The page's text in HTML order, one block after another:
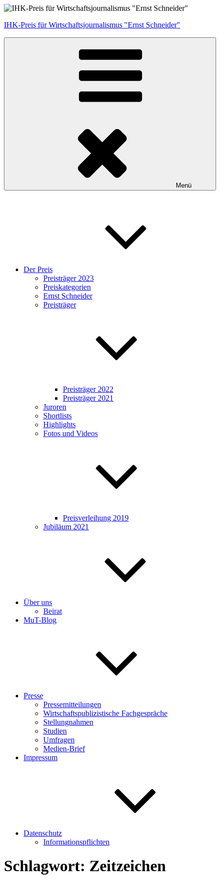
Zum
springen
IHK-Preis für Wirtschaftsjournalismus "Ernst Schneider"
Menü
Der Preis
Preisträger 2023
Preiskategorien
Ernst Schneider
Preisträger
Preisträger 2022
Preisträger 2021
Juroren
Shortlists
Highlights
Fotos und Videos
Preisverleihung 2019
Jubiläum 2021
Über uns
Beirat
MuT-Blog
Presse
Pressemitteilungen
Wirtschaftspublizistische Fachgespräche
Stellungnahmen
Studien
Umfragen
Medien-Brief
Impressum
Datenschutz
Informationspflichten
Schlagwort: Zeitzeichen